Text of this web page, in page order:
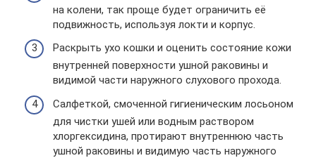
на колени, так проще будет ограничить её
подвижность, используя локти и корпус.
Раскрыть ухо кошки и оценить состояние кожи
внутренней поверхности ушной раковины и
видимой части наружного слухового прохода.
Салфеткой, смоченной гигиеническим лосьоном
для чистки ушей или водным раствором
хлоргексидина, протирают внутреннюю часть
ушной раковины и видимую часть наружного